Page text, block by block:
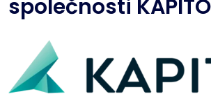
společnosti